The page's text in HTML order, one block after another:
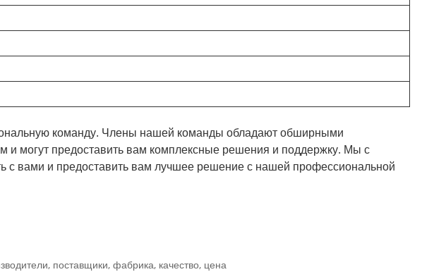
команду. Члены нашей команды обладают обширными
и могут предоставить вам комплексные решения и поддержку. Мы с
с вами и предоставить вам лучшее решение с нашей профессиональной
поставщики, фабрика, качество, цена